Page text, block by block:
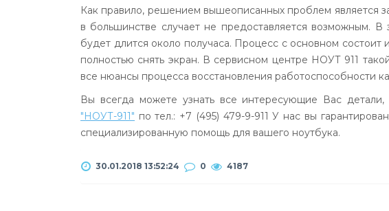
Как правило, решением вышеописанных проблем является
в большинстве случает не предоставляется возможным.
будет длится около получаса. Процесс с основном
полностью снять экран. В сервисном центре НОУТ 911
все нюансы процесса восстановления работоспособности
Вы всегда можете узнать все интересующие Вас
"НОУТ-911" по тел.: +7 (495) 479-9-911У нас вы
специализированную помощь для вашего ноутбука.
30.01.2018 13:52:24 0 4187